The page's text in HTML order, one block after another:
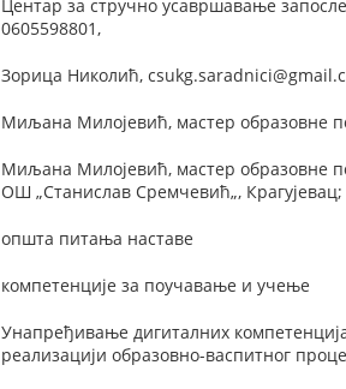
Центар за стручно усавршавање
0605598801,
Зорица Николић,
Миљана Милојевић, мастер образовне
Миљана Милојевић, мастер образовне
ОШ „Станислав Сремчевић„, Крагујевац;
општа питања наставе
компетенције за поучавање и учење
Унапређивање дигиталних
реализацији образовно-васпитног